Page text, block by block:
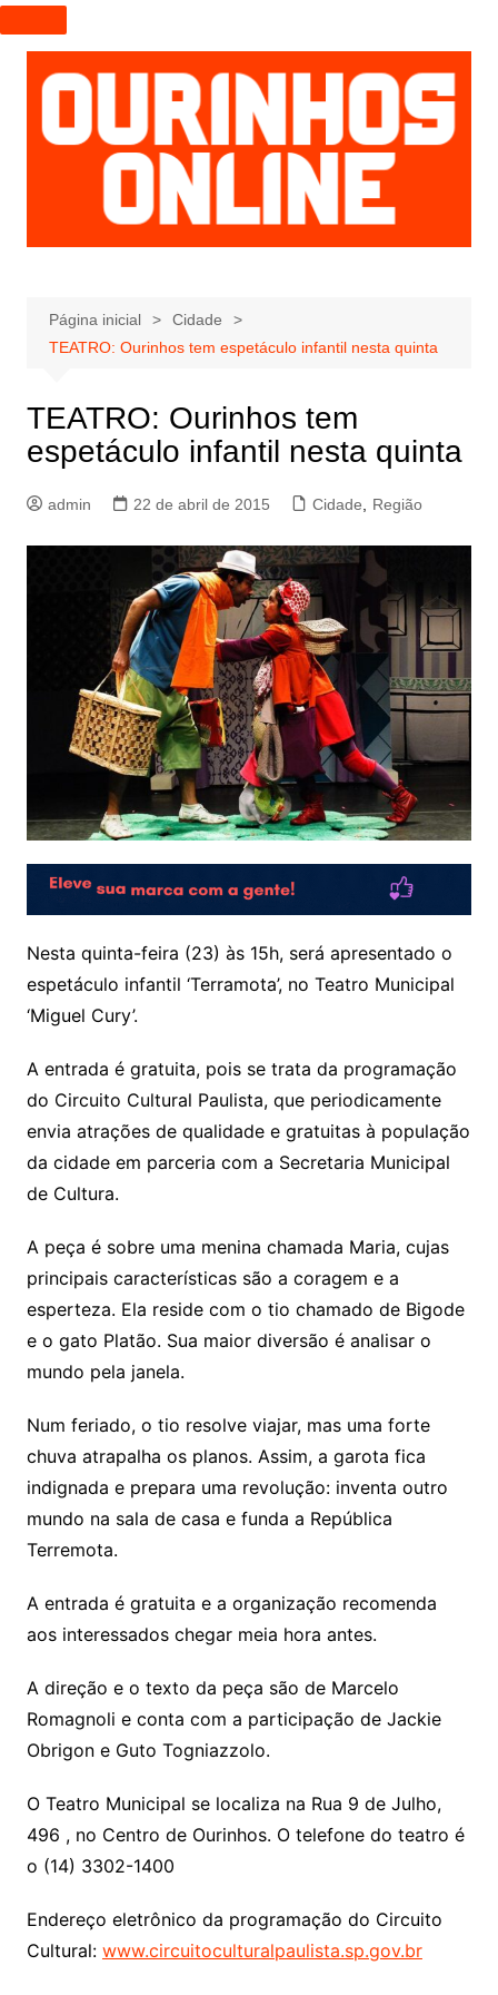
I
r
p
a
r
a
e
ú
Página inicial
Cidade
TEATRO: Ourinhos tem espetáculo infantil nesta quinta
TEATRO: Ourinhos tem
espetáculo infantil nesta quinta
admin 22 de abril de 2015 Cidade Região
Nesta quinta-feira (23) às 15h, será apresentado o
espetáculo infantil ‘Terramota’, no Teatro Municipal
‘Miguel Cury’.
A entrada é gratuita, pois se trata da programação
do Circuito Cultural Paulista, que periodicamente
envia atrações de qualidade e gratuitas à população
da cidade em parceria com a Secretaria Municipal
de Cultura.
A peça é sobre uma menina chamada Maria, cujas
principais características são a coragem e a
esperteza. Ela reside com o tio chamado de Bigode
e o gato Platão. Sua maior diversão é analisar o
mundo pela janela.
Num feriado, o tio resolve viajar, mas uma forte
chuva atrapalha os planos. Assim, a garota fica
indignada e prepara uma revolução: inventa outro
mundo na sala de casa e funda a República
Terremota.
A entrada é gratuita e a organização recomenda
aos interessados chegar meia hora antes.
A direção e o texto da peça são de Marcelo
Romagnoli e conta com a participação de Jackie
Obrigon e Guto Togniazzolo.
O Teatro Municipal se localiza na Rua 9 de Julho,
496 , no Centro de Ourinhos. O telefone do teatro é
o (14) 3302-1400
Endereço eletrônico da programação do Circuito
Cultural: www.circuitoculturalpaulista.sp.gov.br